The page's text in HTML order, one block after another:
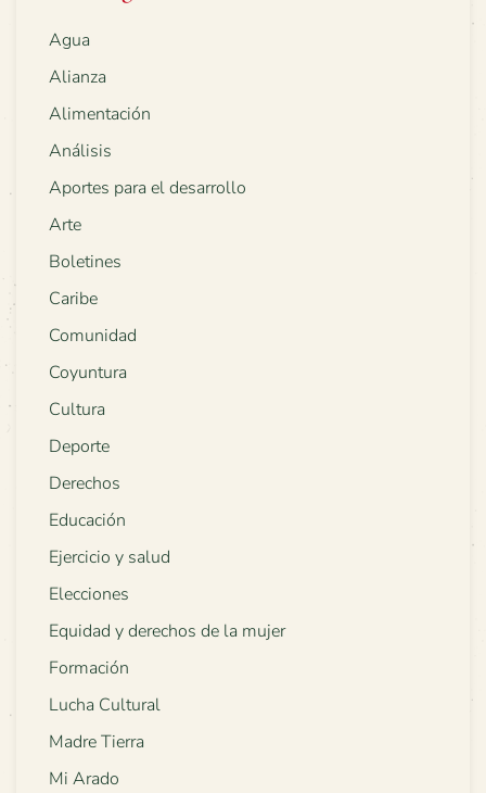
Agua
Alianza
Alimentación
Análisis
Aportes para el desarrollo
Arte
Boletines
Caribe
Comunidad
Coyuntura
Cultura
Deporte
Derechos
Educación
Ejercicio y salud
Elecciones
Equidad y derechos de la mujer
Formación
Lucha Cultural
Madre Tierra
Mi Arado